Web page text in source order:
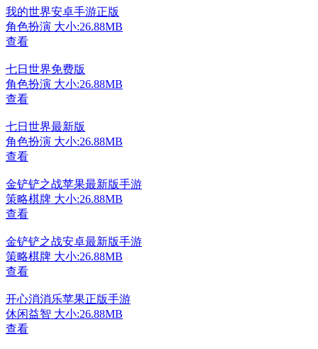
我的世界安卓手游正版
角色扮演 大小:26.88MB
查看
七日世界免费版
角色扮演 大小:26.88MB
查看
七日世界最新版
角色扮演 大小:26.88MB
查看
金铲铲之战苹果最新版手游
策略棋牌 大小:26.88MB
查看
金铲铲之战安卓最新版手游
策略棋牌 大小:26.88MB
查看
开心消消乐苹果正版手游
休闲益智 大小:26.88MB
查看